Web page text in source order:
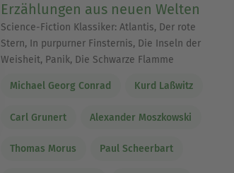
Erzählungen aus neuen Welten
Science-Fiction Klassiker: Atlantis, Der rote
Stern, In purpurner Finsternis, Die Inseln der
Weisheit, Panik, Die Schwarze Flamme
Michael Georg Conrad Kurd Laßwitz
Carl Grunert Alexander Moszkowski
Thomas Morus Paul Scheerbart